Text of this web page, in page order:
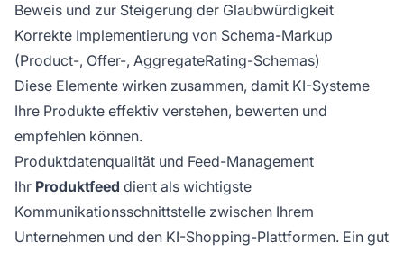
Beweis und zur Steigerung der Glaubwürdigkeit
Korrekte Implementierung von Schema-Markup
(Product-, Offer-, AggregateRating-Schemas)
Diese Elemente wirken zusammen, damit KI-Systeme
Ihre Produkte effektiv verstehen, bewerten und
empfehlen können.
Produktdatenqualität und Feed-Management
Ihr Produktfeed dient als wichtigste
Kommunikationsschnittstelle zwischen Ihrem
Unternehmen und den KI-Shopping-Plattformen. Ein gut